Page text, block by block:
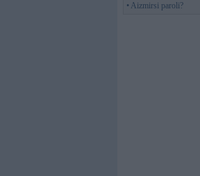
• Aizmirsi paroli?